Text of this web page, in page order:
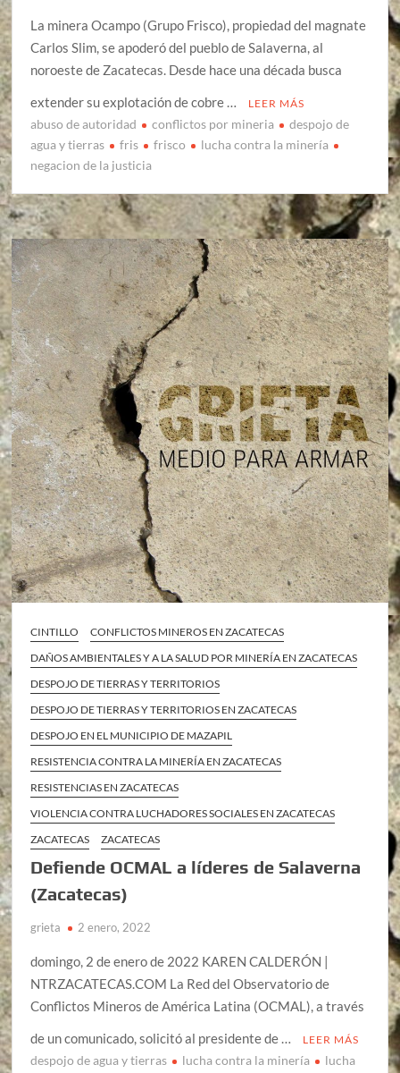
La minera Ocampo (Grupo Frisco), propiedad del magnate
Carlos Slim, se apoderó del pueblo de Salaverna, al
noroeste de Zacatecas. Desde hace una década busca
extender su explotación de cobre …
LEER MÁS
abuso de autoridad conflictos por mineria
despojo de
agua y tierras
fris frisco
lucha contra la minería
negacion de la justicia
CINTILLO
CONFLICTOS MINEROS EN ZACATECAS
DAÑOS AMBIENTALES Y A LA SALUD POR MINERÍA EN ZACATECAS
DESPOJO DE TIERRAS Y TERRITORIOS
DESPOJO DE TIERRAS Y TERRITORIOS EN ZACATECAS
DESPOJO EN EL MUNICIPIO DE MAZAPIL
RESISTENCIA CONTRA LA MINERÍA EN ZACATECAS
RESISTENCIAS EN ZACATECAS
VIOLENCIA CONTRA LUCHADORES SOCIALES EN ZACATECAS
ZACATECAS
ZACATECAS
Defiende OCMAL a líderes de Salaverna
(Zacatecas)
grieta 2 enero, 2022
domingo, 2 de enero de 2022 KAREN CALDERÓN |
NTRZACATECAS.COM La Red del Observatorio de
Conflictos Mineros de América Latina (OCMAL), a través
de un comunicado, solicitó al presidente de …
LEER MÁS
despojo de agua y tierras lucha contra la minería lucha